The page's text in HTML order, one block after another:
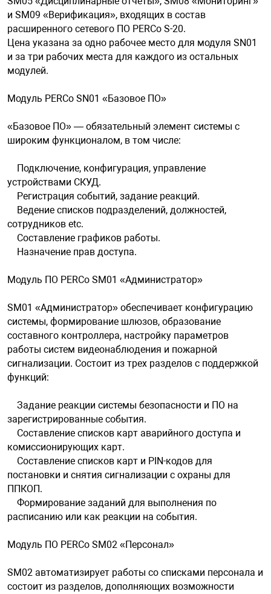
безопасность
оборудование
и SM09 «Верификация», входящих в состав
расширенного сетевого ПО PERCo S-20.
Цена указана за одно рабочее место для модуля SN01
и за три рабочих места для каждого из остальных
модулей.
Модуль PERCo SN01 «Базовое ПО»
«Базовое ПО» — обязательный элемент системы с
широким функционалом, в том числе:
Подключение, конфигурация, управление
устройствами СКУД.
Регистрация событий, задание реакций.
Ведение списков подразделений, должностей,
сотрудников etc.
Составление графиков работы.
Назначение прав доступа.
Модуль ПО PERCo SM01 «Администратор»
SM01 «Администратор» обеспечивает конфигурацию
системы, формирование шлюзов, образование
составного контроллера, настройку параметров
работы систем видеонаблюдения и пожарной
сигнализации. Состоит из трех разделов с поддержкой
функций:
Задание реакции системы безопасности и ПО на
зарегистрированные события.
Составление списков карт аварийного доступа и
комиссионирующих карт.
Составление списков карт и PIN-кодов для
постановки и снятия сигнализации с охраны для
ППКОП.
Формирование заданий для выполнения по
расписанию или как реакции на события.
Модуль ПО PERCo SM02 «Персонал»
SM02 автоматизирует работы со списками персонала и
состоит из разделов, дополняющих возможности